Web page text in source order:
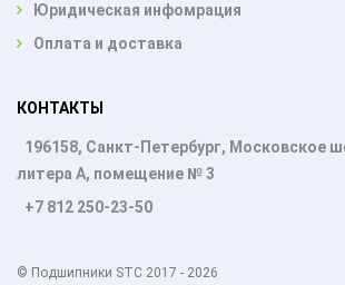
Юридическая инфомрация
Оплата и доставка
КОНТАКТЫ
196158, Санкт-Петербург, Московское
литера А, помещение № 3
+7 812 250-23-50
© Подшипники STC 2017 - 2026